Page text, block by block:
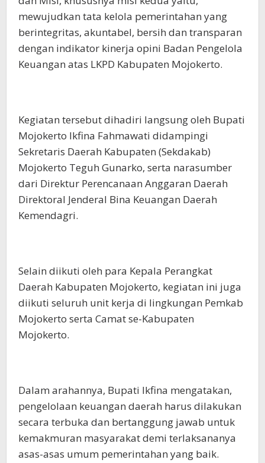
mewujudkan tata kelola pemerintahan yang
berintegritas, akuntabel, bersih dan transparan
dengan indikator kinerja opini Badan Pengelola
Keuangan atas LKPD Kabupaten Mojokerto.
Kegiatan tersebut dihadiri langsung oleh Bupati
Mojokerto Ikfina Fahmawati didampingi
Sekretaris Daerah Kabupaten (Sekdakab)
Mojokerto Teguh Gunarko, serta narasumber
dari Direktur Perencanaan Anggaran Daerah
Direktoral Jenderal Bina Keuangan Daerah
Kemendagri.
Selain diikuti oleh para Kepala Perangkat
Daerah Kabupaten Mojokerto, kegiatan ini juga
diikuti seluruh unit kerja di lingkungan Pemkab
Mojokerto serta Camat se-Kabupaten
Mojokerto.
Dalam arahannya, Bupati Ikfina mengatakan,
pengelolaan keuangan daerah harus dilakukan
secara terbuka dan bertanggung jawab untuk
kemakmuran masyarakat demi terlaksananya
asas-asas umum pemerintahan yang baik.